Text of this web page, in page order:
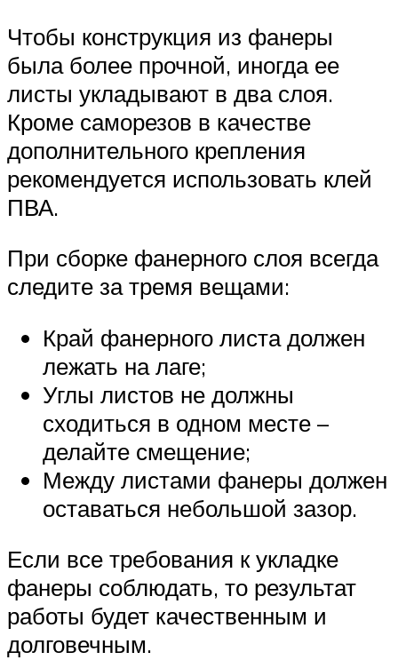
Чтобы конструкция из фанеры
была более прочной, иногда ее
листы укладывают в два слоя.
Кроме саморезов в качестве
дополнительного крепления
рекомендуется использовать клей
ПВА.
При сборке фанерного слоя всегда
следите за тремя вещами:
Край фанерного листа должен
лежать на лаге;
Углы листов не должны
сходиться в одном месте –
делайте смещение;
Между листами фанеры должен
оставаться небольшой зазор.
Если все требования к укладке
фанеры соблюдать, то результат
работы будет качественным и
долговечным.